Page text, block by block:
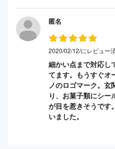
匿名
2020/02/12/にレビュー
細かい点まで対応し
てます。もうすぐオ
ノのロゴマーク。玄
り、お菓子類にシー
が目を惹きそうです
いました。